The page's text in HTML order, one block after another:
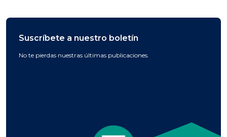
Suscríbete a nuestro boletín
No te pierdas nuestras últimas publicaciones.